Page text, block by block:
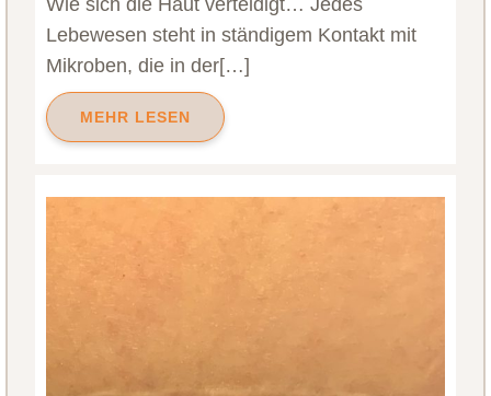
Wie sich die Haut verteidigt… Jedes
Lebewesen steht in ständigem Kontakt mit
Mikroben, die in der[…]
MEHR LESEN